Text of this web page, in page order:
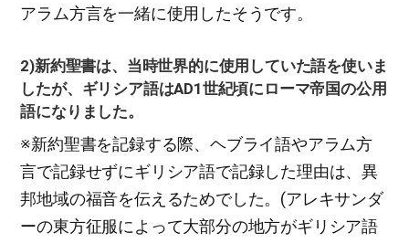
アラム方言を一緒に使用したそうです。
2)新約聖書は、当時世界的に使用していた語を使いま
したが、ギリシア語はAD1世紀頃にローマ帝国の公用
語になりました。
※新約聖書を記録する際、ヘブライ語やアラム方
言で記録せずにギリシア語で記録した理由は、異
邦地域の福音を伝えるためでした。(アレキサンダ
ーの東方征服によって大部分の地方がギリシア語